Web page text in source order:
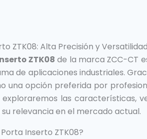
ZTK08: Alta Precisión y
ZTK08 de la marca ZCC-CT
de aplicaciones industriales.
una opción preferida por
las características,
relevancia en el mercado actual.
Inserto ZTK08?